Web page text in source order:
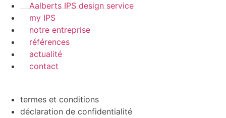
Aalberts IPS design service
my IPS
notre entreprise
références
actualité
contact
termes et conditions
déclaration de confidentialité